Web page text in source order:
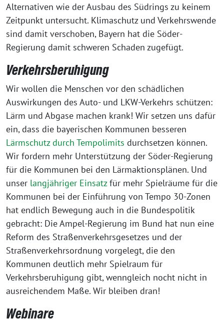
Alternativen wie der Ausbau des Südrings zu keinem
Zeitpunkt untersucht. Klimaschutz und Verkehrswende
sind damit verschoben, Bayern hat die Söder-
Regierung damit schweren Schaden zugefügt.
Verkehrsberuhigung
Wir wollen die Menschen vor den schädlichen
Auswirkungen des Auto- und LKW-Verkehrs schützen:
Lärm und Abgase machen krank! Wir setzen uns dafür
ein, dass die bayerischen Kommunen besseren
Lärmschutz durch Tempolimits durchsetzen können.
Wir fordern mehr Unterstützung der Söder-Regierung
für die Kommunen bei den Lärmaktionsplänen. Und
unser langjähriger Einsatzfür mehr Spielräume für die
Kommunen bei der Einführung von Tempo 30-Zonen
hat endlich Bewegung auch in die Bundespolitik
gebracht: Die Ampel-Regierung im Bund hat nun eine
Reform des Straßenverkehrsgesetzes und der
Straßenverkehrsordnung vorgelegt, die den
Kommunen deutlich mehr Spielraum für
Verkehrsberuhigung gibt, wenngleich nocht nicht in
ausreichendem Maße. Wir bleiben dran!
Webinare